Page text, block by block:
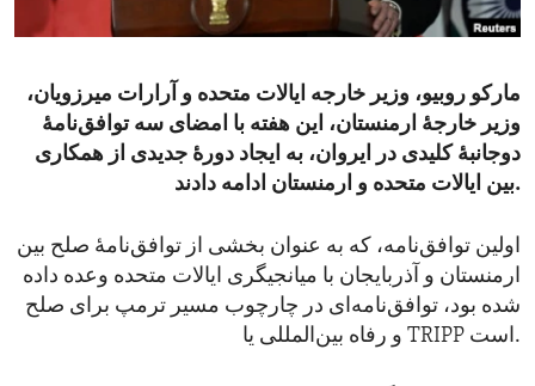
ENVIRONMENT AND HEALTH
مارکو روبیو، وزیر خارجه ایالات متحده و آرارات میرزویان،
وزیر خارجۀ ارمنستان، این هفته با امضای سه توافق‌نامۀ
دوجانبۀ کلیدی در ایروان، به ایجاد دورۀ جدیدی از همکاری
بین ایالات متحده و ارمنستان ادامه دادند.
اولین توافق‌‌نامه، که به عنوان بخشی از توافق‌نامۀ صلح بین
ارمنستان و آذربایجان با میانجیگری ایالات متحده وعده داده
شده بود، توافق‌نامه‌ای در چارچوب مسیر ترمپ برای صلح
و رفاه بین‌المللی یا TRIPP است.